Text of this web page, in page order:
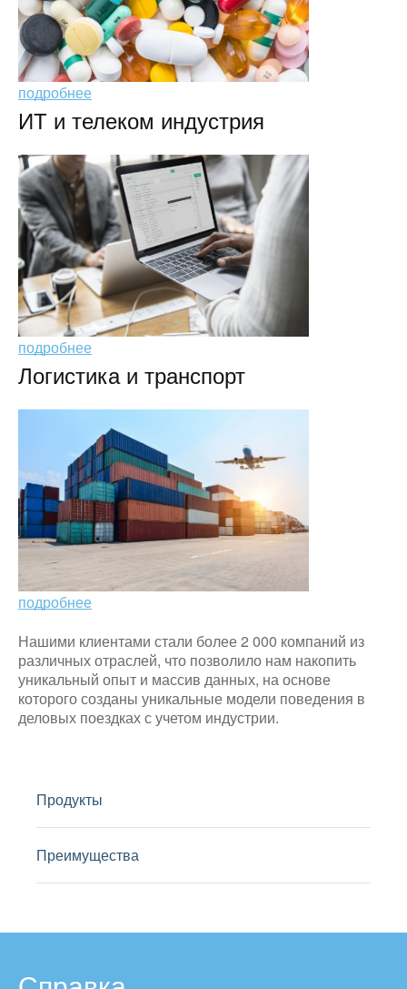
подробнее
ИТ и телеком индустрия
подробнее
Логистика и транспорт
подробнее
Нашими клиентами стали более 2 000 компаний из
различных отраслей, что позволило нам накопить
уникальный опыт и массив данных, на основе
которого созданы уникальные модели поведения в
деловых поездках с учетом индустрии.
Продукты
Преимущества